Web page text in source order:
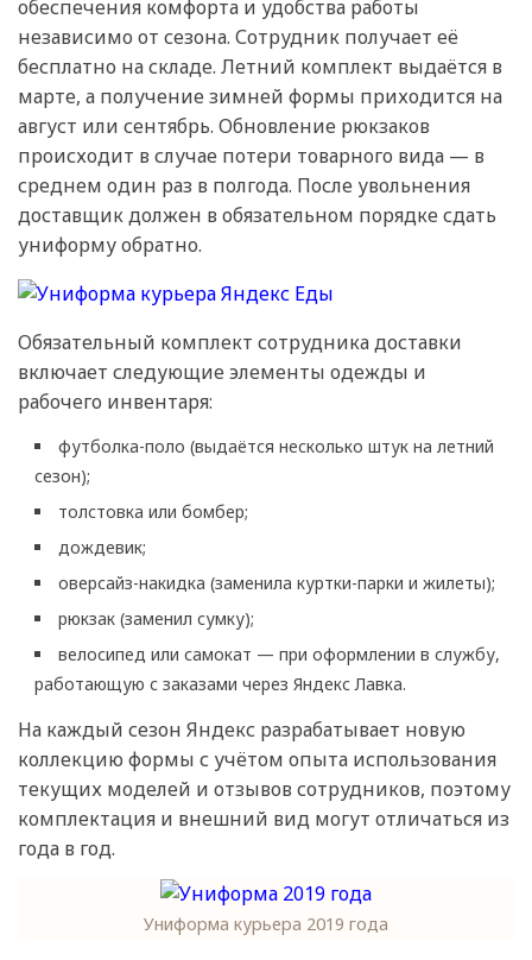
обеспечения комфорта и удобства работы
независимо от сезона. Сотрудник получает её
бесплатно на складе. Летний комплект выдаётся в
марте, а получение зимней формы приходится на
август или сентябрь. Обновление рюкзаков
происходит в случае потери товарного вида — в
среднем один раз в полгода. После увольнения
доставщик должен в обязательном порядке сдать
униформу обратно.
Обязательный комплект сотрудника доставки
включает следующие элементы одежды и
рабочего инвентаря:
футболка-поло (выдаётся несколько штук на летний
сезон);
толстовка или бомбер;
дождевик;
оверсайз-накидка (заменила куртки-парки и жилеты);
рюкзак (заменил сумку);
велосипед или самокат — при оформлении в службу,
работающую с заказами через Яндекс Лавка.
На каждый сезон Яндекс разрабатывает новую
коллекцию формы с учётом опыта использования
текущих моделей и отзывов сотрудников, поэтому
комплектация и внешний вид могут отличаться из
года в год.
Униформа курьера 2019 года